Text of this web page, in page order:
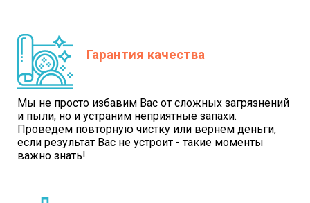
Гарантия качества
Мы не просто избавим Вас от сложных загрязнений
и пыли, но и устраним неприятные запахи.
Проведем повторную чистку или вернем деньги,
если результат Вас не устроит - такие моменты
важно знать!